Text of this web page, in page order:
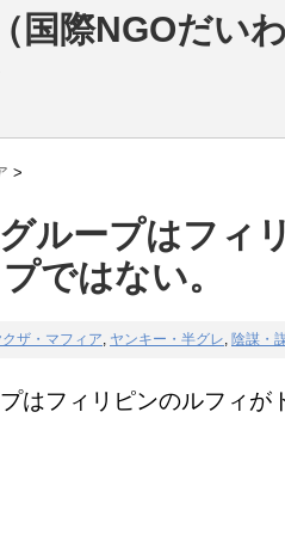
国際NGOだい
>
ループはフィ
ではない。
クザ・マフィア, ヤンキー・半グレ, 陰謀・
はフィリピンのルフィが